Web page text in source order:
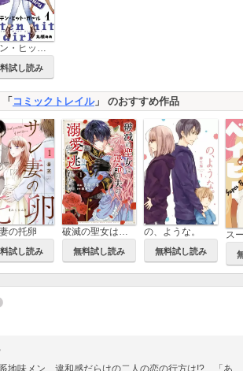
ポテン・ヒット・ガール
試し読み
「 コミックトレイル」 のおすすめ作品
の托卵
試し読み
破滅の聖女は運命の夫の溺愛から逃れたい【単行本版】
無料試し読み
の、ような。
無料試し読み
地味メン、違和感だらけの二人の恋の行方は!? 「あ